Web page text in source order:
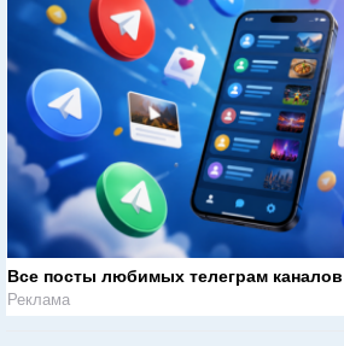
Все посты любимых телеграм
Реклама